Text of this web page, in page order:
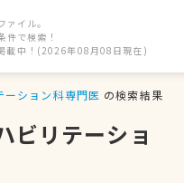
イル。
件で検索！
載中！(2026年08月08日現在)
ーション科専門医 の検索結果
ビリテーショ